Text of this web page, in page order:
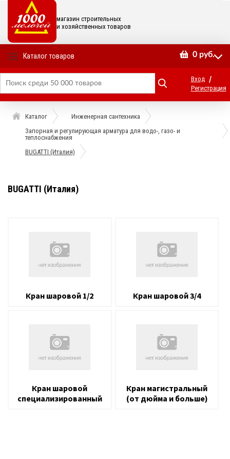
магазин строительных
и хозяйственных товаров
Каталог товаров 0 руб.
Вход /
Регистрация
Каталог
Инженерная сантехника
Запорная и регулирующая арматура для водо-, газо- и
теплоснабжения
BUGATTI (Италия)
BUGATTI (Италия)
Кран шаровой 1/2 Кран шаровой 3/4
Кран шаровой
специализированный
Кран магистральный
(от дюйма и больше)